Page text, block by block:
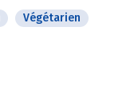
Végétarien